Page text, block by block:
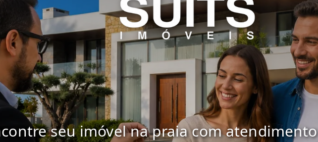
seu imóvel na praia com